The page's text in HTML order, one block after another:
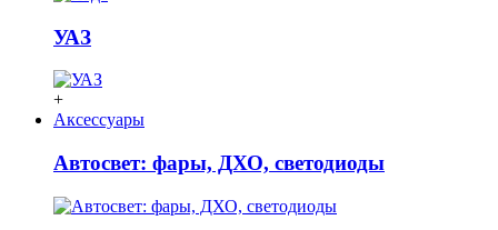
УАЗ
+
Аксессуары
Автосвет: фары, ДХО, светодиоды